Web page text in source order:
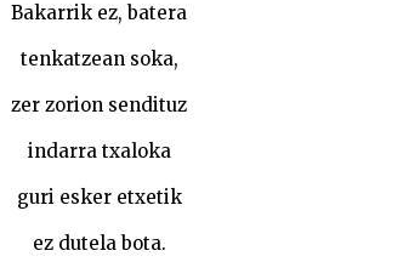
Bakarrik ez, batera
tenkatzean soka,
zer zorion sendituz
indarra txaloka
guri esker etxetik
ez dutela bota.